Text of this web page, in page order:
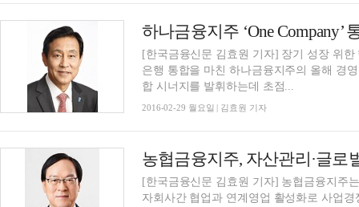
하나금융지주 ‘One Company’
[한국금융신문 김효원 기자] 장기 성장 위
은행 통합을 마친 하나금융지주의 올해 경
합 시너지를 발휘하는데 초점...
2016-02-29 월요일 | 김효원 기자
농협금융지주, 자산관리·글로
[한국금융신문 김효원 기자] 농협금융지주
자회사간 협업과 연계영업 활성화로 사업